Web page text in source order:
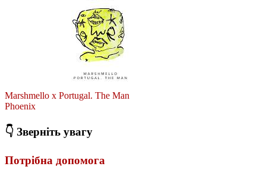
Marshmello x Portugal. The Man
Phoenix
👇 Зверніть увагу
Потрібна допомога